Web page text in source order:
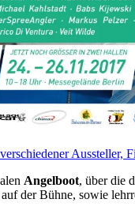
Aussteller,
Angelboot, über die
der Bühne, sowie